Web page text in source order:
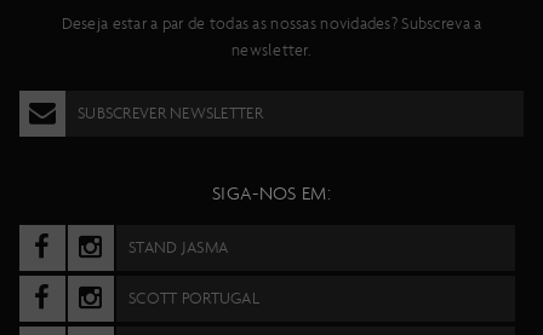
Deseja estar a par de todas as nossas novidades? Subscreva a
newsletter.
SUBSCREVER NEWSLETTER
SIGA-NOS EM:
STAND JASMA
SCOTT PORTUGAL